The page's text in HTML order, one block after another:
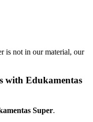
is not in our material, our
with Edukamentas
Super.